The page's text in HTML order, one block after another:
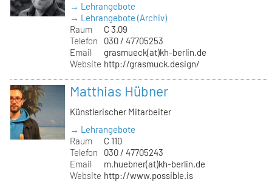
→ Lehrangebote
→ Lehrangebote (Archiv)
Raum
C 3.09
Telefon
030 / 47705253
Email
grasmueck(at)kh-berlin.de
Website http://grasmuck.design/
Matthias Hübner
Künstlerischer Mitarbeiter
→ Lehrangebote
Raum
C 110
Telefon
030 / 47705243
Email
m.huebner(at)kh-berlin.de
Website http://www.possible.is